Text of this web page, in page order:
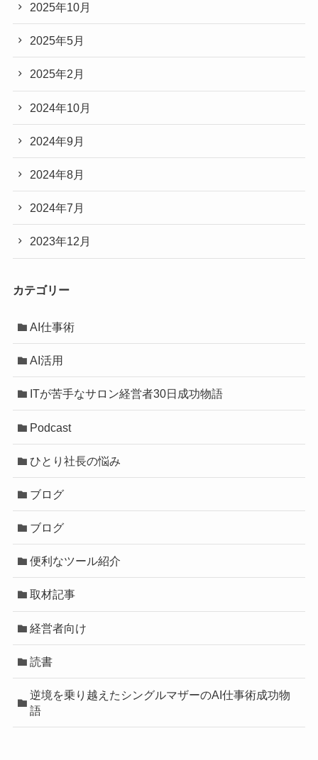
2025年10月
2025年5月
2025年2月
2024年10月
2024年9月
2024年8月
2024年7月
2023年12月
カテゴリー
AI仕事術
AI活用
ITが苦手なサロン経営者30日成功物語
Podcast
ひとり社長の悩み
ブログ
ブログ
便利なツール紹介
取材記事
経営者向け
読書
逆境を乗り越えたシングルマザーのAI仕事術成功物
語